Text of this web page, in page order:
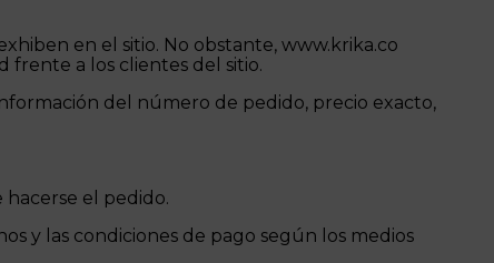
en el sitio. No obstante, www.krika.co
a los clientes del sitio.
del número de pedido, precio exacto,
el pedido.
y las condiciones de pago según los medios